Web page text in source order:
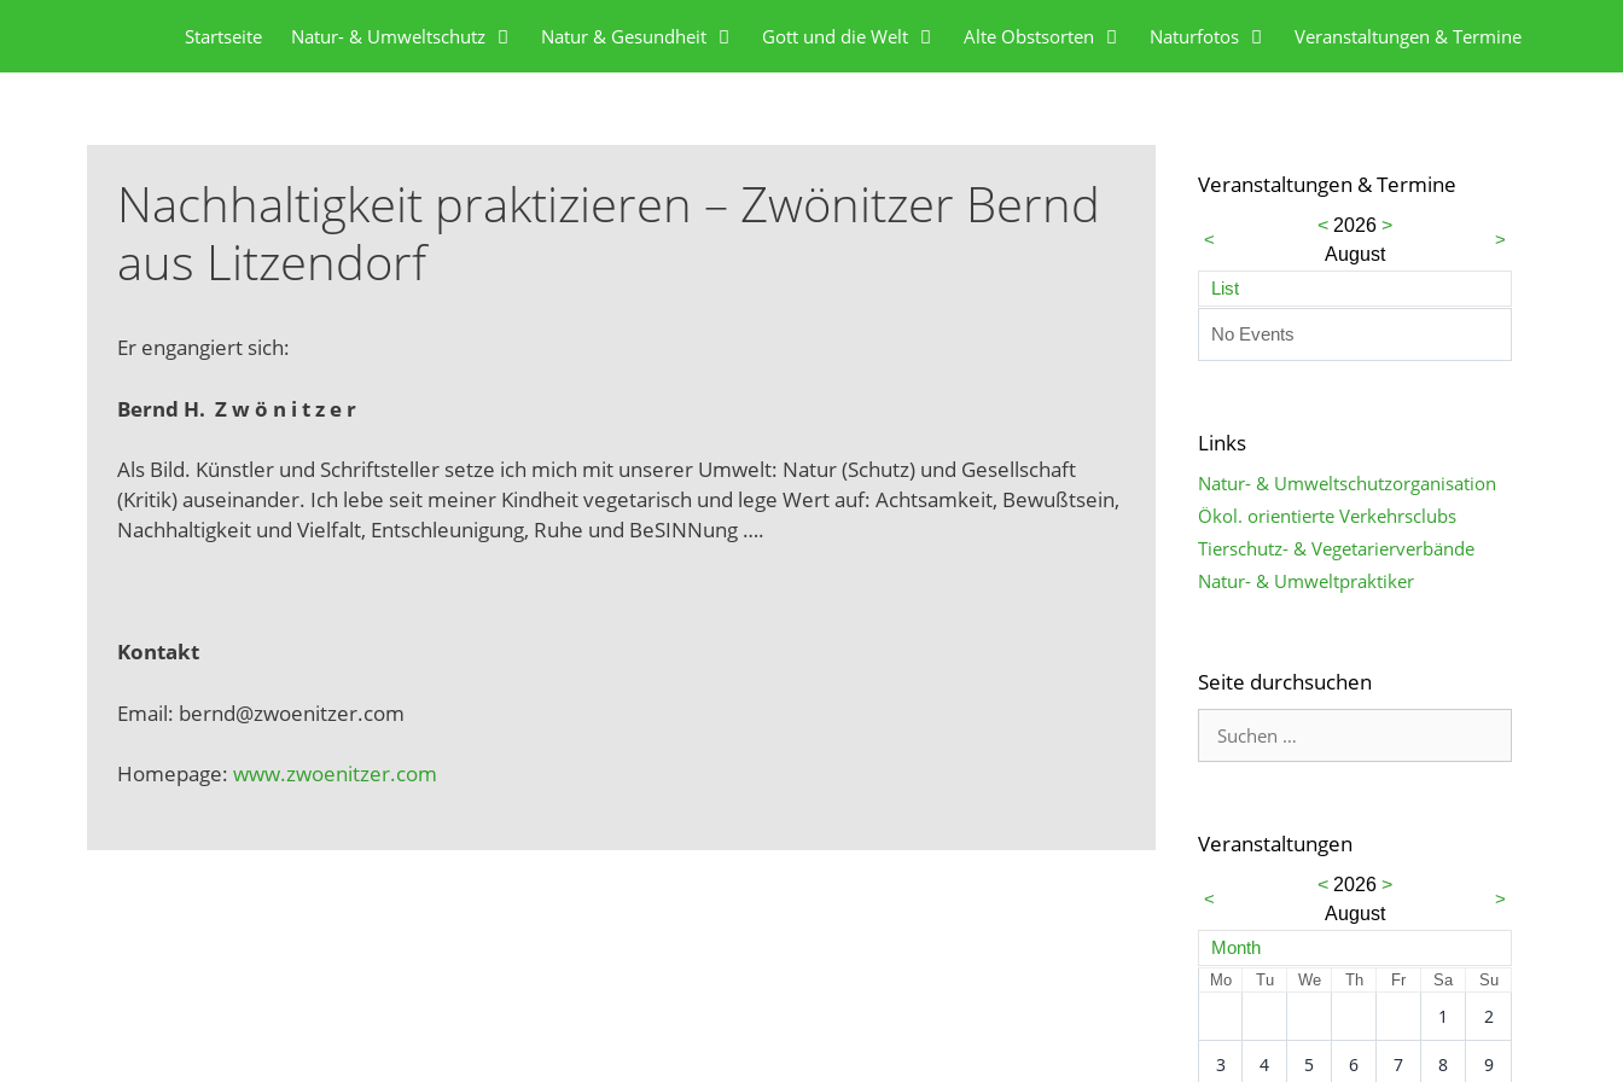
Startseite Natur- & Umweltschutz Natur & Gesundheit Gott und die Welt Alte Obstsorten Naturfotos Veranstaltungen & Termine
Nachhaltigkeit praktizieren – Zwönitzer Bernd
aus Litzendorf
Er engangiert sich:
Bernd H. Z w ö n i t z e r
Als Bild. Künstler und Schriftsteller setze ich mich mit unserer Umwelt: Natur (Schutz) und Gesellschaft
(Kritik) auseinander. Ich lebe seit meiner Kindheit vegetarisch und lege Wert auf: Achtsamkeit, Bewußtsein,
Nachhaltigkeit und Vielfalt, Entschleunigung, Ruhe und BeSINNung ….
Kontakt
Email: bernd@zwoenitzer.com
Homepage: www.zwoenitzer.com
Veranstaltungen & Termine
<
< 2026 >
August
>
List
No Events
Links
Natur- & Umweltschutzorganisation
Ökol. orientierte Verkehrsclubs
Tierschutz- & Vegetarierverbände
Natur- & Umweltpraktiker
Seite durchsuchen
Veranstaltungen
<
< 2026 >
August
>
Month
Mo Tu We Th Fr Sa Su
1 2
3 4 5 6 7 8 9